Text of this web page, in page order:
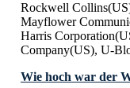
Rockwell
Mayflower
Harris
Company(US), U-
Wie hoch war der